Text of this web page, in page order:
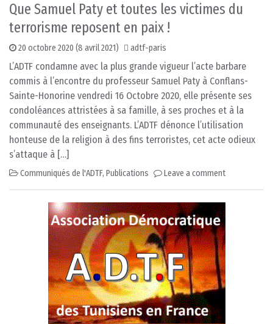
Que Samuel Paty et toutes les victimes du
terrorisme reposent en paix !
20 octobre 2020 (8 avril 2021) adtf-paris
L’ADTF condamne avec la plus grande vigueur l’acte barbare
commis à l’encontre du professeur Samuel Paty à Conflans-
Sainte-Honorine vendredi 16 Octobre 2020, elle présente ses
condoléances attristées à sa famille, à ses proches et à la
communauté des enseignants. L’ADTF dénonce l’utilisation
honteuse de la religion à des fins terroristes, cet acte odieux
s’attaque à […]
Communiqués de l'ADTF, Publications Leave a comment